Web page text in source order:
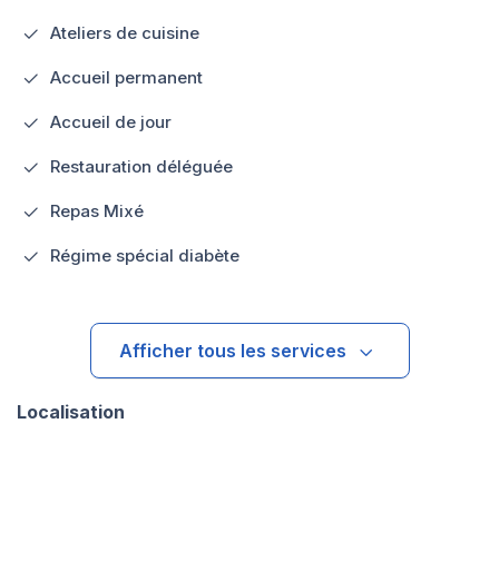
Ateliers de cuisine
Accueil permanent
Accueil de jour
Restauration déléguée
Repas Mixé
Régime spécial diabète
Afficher tous les services
Localisation